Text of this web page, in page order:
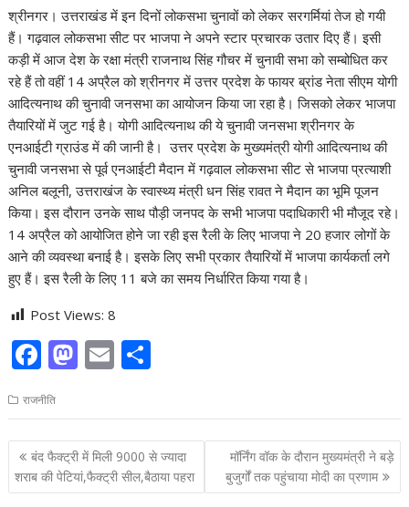
श्रीनगर। उत्तराखंड में इन दिनों लोकसभा चुनावों को लेकर सरगर्मियां तेज हो गयी
हैं। गढ़वाल लोकसभा सीट पर भाजपा ने अपने स्टार प्रचारक उतार दिए हैं। इसी
कड़ी में आज देश के रक्षा मंत्री राजनाथ सिंह गौचर में चुनावी सभा को सम्बोधित कर
रहे हैं तो वहीं 14 अप्रैल को श्रीनगर में उत्तर प्रदेश के फायर ब्रांड नेता सीएम योगी
आदित्यनाथ की चुनावी जनसभा का आयोजन किया जा रहा है। जिसको लेकर भाजपा
तैयारियों में जुट गई है। योगी आदित्यनाथ की ये चुनावी जनसभा श्रीनगर के
एनआईटी ग्राउंड में की जानी है। उत्तर प्रदेश के मुख्यमंत्री योगी आदित्यनाथ की
चुनावी जनसभा से पूर्व एनआईटी मैदान में गढ़वाल लोकसभा सीट से भाजपा प्रत्याशी
अनिल बलूनी, उत्तराखंज के स्वास्थ्य मंत्री धन सिंह रावत ने मैदान का भूमि पूजन
किया। इस दौरान उनके साथ पौड़ी जनपद के सभी भाजपा पदाधिकारी भी मौजूद रहे।
14 अप्रैल को आयोजित होने जा रही इस रैली के लिए भाजपा ने 20 हजार लोगों के
आने की व्यवस्था बनाई है। इसके लिए सभी प्रकार तैयारियों में भाजपा कार्यकर्ता लगे
हुए हैं। इस रैली के लिए 11 बजे का समय निर्धारित किया गया है।
Post Views: 8
F
ac
e
b
o
M
to
d
o
E
ai
l
ar
e
राजनीति
Post
navigation
बंद फैक्ट्री में मिली 9000 से ज्यादा
शराब की पेटियां,फैक्ट्री सील,बैठाया पहरा
मॉर्निंग वॉक के दौरान मुख्यमंत्री ने बड़े
बुजुर्गों तक पहुंचाया मोदी का प्रणाम